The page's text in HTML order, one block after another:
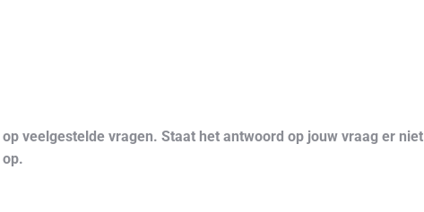
veelgestelde vragen. Staat het antwoord op jouw vraag er niet